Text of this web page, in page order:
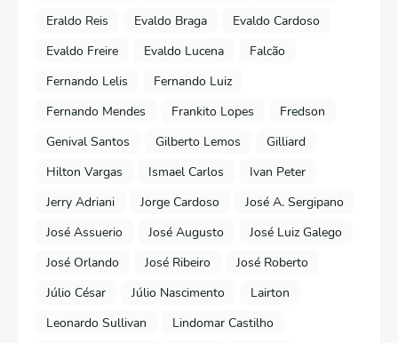
Eraldo Reis
Evaldo Braga
Evaldo Cardoso
Evaldo Freire
Evaldo Lucena
Falcão
Fernando Lelis
Fernando Luiz
Fernando Mendes
Frankito Lopes
Fredson
Genival Santos
Gilberto Lemos
Gilliard
Hilton Vargas
Ismael Carlos
Ivan Peter
Jerry Adriani
Jorge Cardoso
José A. Sergipano
José Assuerio
José Augusto
José Luiz Galego
José Orlando
José Ribeiro
José Roberto
Júlio César
Júlio Nascimento
Lairton
Leonardo Sullivan
Lindomar Castilho